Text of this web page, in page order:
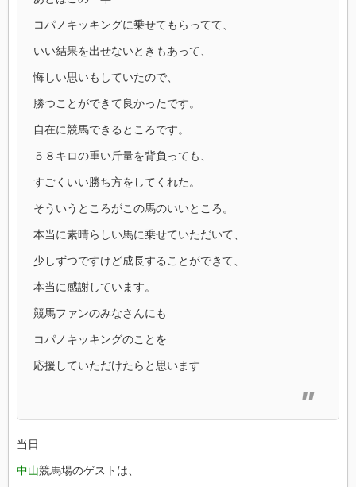
コパノキッキングに乗せてもらってて、
いい結果を出せないときもあって、
悔しい思いもしていたので、
勝つことができて良かったです。
自在に競馬できるところです。
５８キロの重い斤量を背負っても、
すごくいい勝ち方をしてくれた。
そういうところがこの馬のいいところ。
本当に素晴らしい馬に乗せていただいて、
少しずつですけど成長することができて、
本当に感謝しています。
競馬ファンのみなさんにも
コパノキッキングのことを
応援していただけたらと思います
当日
中山競馬場のゲストは、